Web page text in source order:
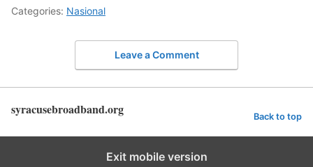
Categories: Nasional
Leave a Comment
syracusebroadband.org Back to top
Exit mobile version